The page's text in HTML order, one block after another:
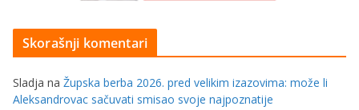
Skorašnji komentari
Sladja na Župska berba 2026. pred velikim izazovima: može li
Aleksandrovac sačuvati smisao svoje najpoznatije